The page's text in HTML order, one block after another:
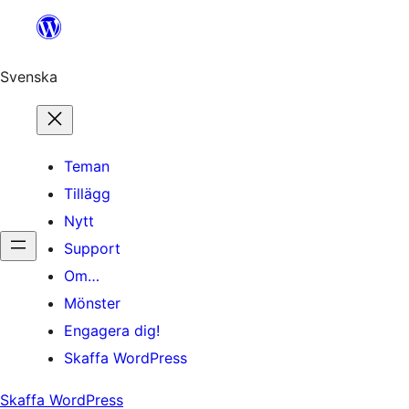
Hoppa
innehåll
Svenska
Teman
Tillägg
Nytt
Support
Om…
Mönster
Engagera dig!
Skaffa WordPress
Skaffa WordPress